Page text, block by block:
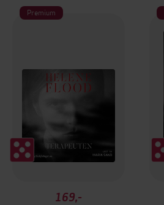
Premium
169,-